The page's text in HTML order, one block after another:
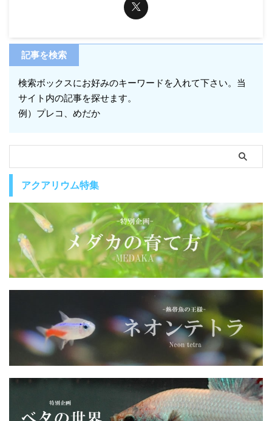
記事を検索
検索ボックスにお好みのキーワードを入れて下さい。当
サイト内の記事を探せます。
例）プレコ、めだか
アクアリウム特集